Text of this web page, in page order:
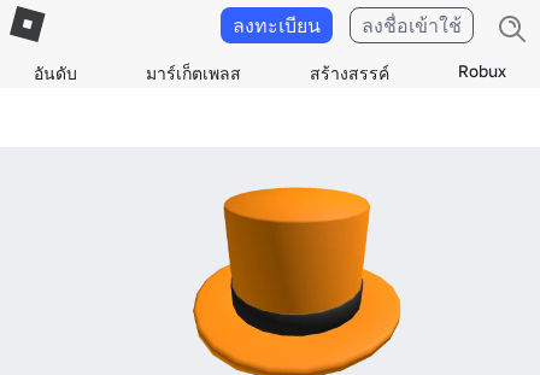
อันดับ มาร์เก็ตเพลส สร้างสรรค์ Robux
ลงทะเบียน ลงชื่อเข้าใช้